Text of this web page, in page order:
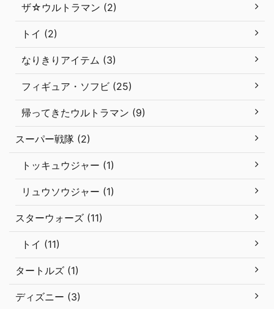
ザ☆ウルトラマン (2)
トイ (2)
なりきりアイテム (3)
フィギュア・ソフビ (25)
帰ってきたウルトラマン (9)
スーパー戦隊 (2)
トッキュウジャー (1)
リュウソウジャー (1)
スターウォーズ (11)
トイ (11)
タートルズ (1)
ディズニー (3)